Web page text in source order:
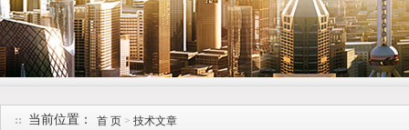
当前位置： 首 页 > 技术文章